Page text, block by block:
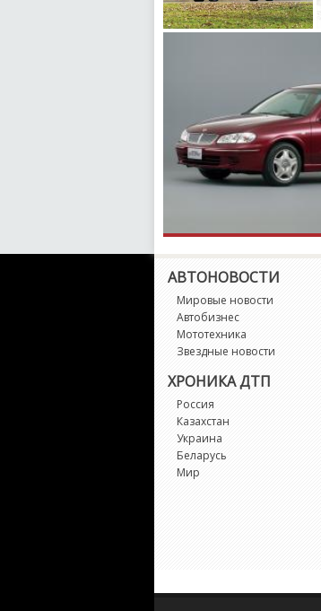
АВТОНОВОСТИ
Мировые новости
Автобизнес
Мототехника
Звездные новости
ХРОНИКА ДТП
Россия
Казахстан
Украина
Беларусь
Мир